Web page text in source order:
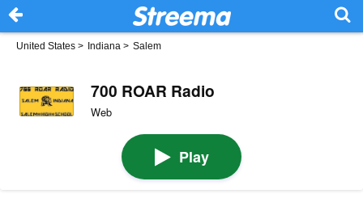
United States > Indiana > Salem
700 ROAR Radio
Web
Play